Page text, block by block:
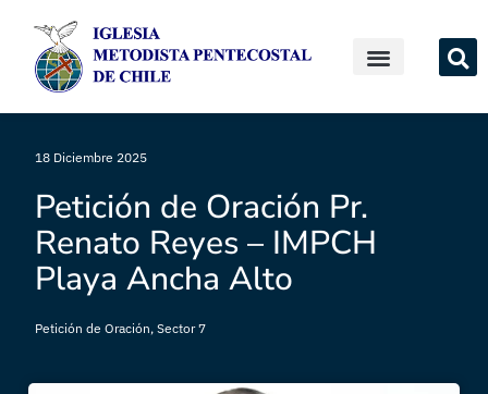
18 Diciembre 2025
Petición de Oración Pr.
Renato Reyes – IMPCH
Playa Ancha Alto
Petición de Oración, Sector 7